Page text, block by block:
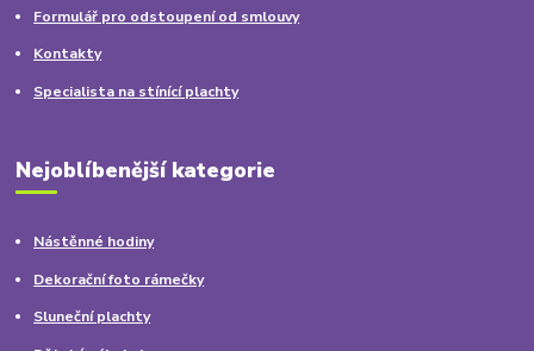
Formulář pro odstoupení od smlouvy
Kontakty
Specialista na stínící plachty
Nejoblíbenější kategorie
Nástěnné hodiny
Dekorační foto rámečky
Sluneční plachty